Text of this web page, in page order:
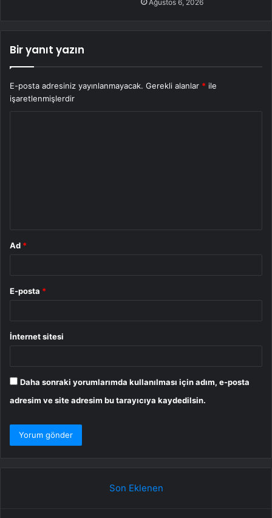
Ağustos 6, 2026
Bir yanıt yazın
E-posta adresiniz yayınlanmayacak. Gerekli alanlar * ile
işaretlenmişlerdir
Ad *
E-posta *
İnternet sitesi
Daha sonraki yorumlarımda kullanılması için adım, e-posta
adresim ve site adresim bu tarayıcıya kaydedilsin.
Son Eklenen